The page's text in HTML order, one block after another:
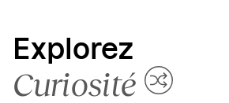
Explorez
Curiosité